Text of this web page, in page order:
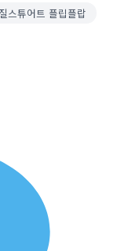
스튜어트 플립플랍